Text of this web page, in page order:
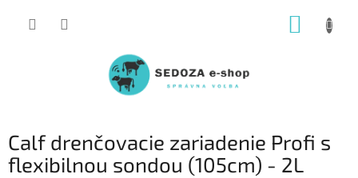
Calf drenčovacie zariadenie Profi s
flexibilnou sondou (105cm) - 2L